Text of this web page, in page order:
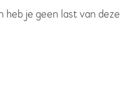
heb je geen last van deze